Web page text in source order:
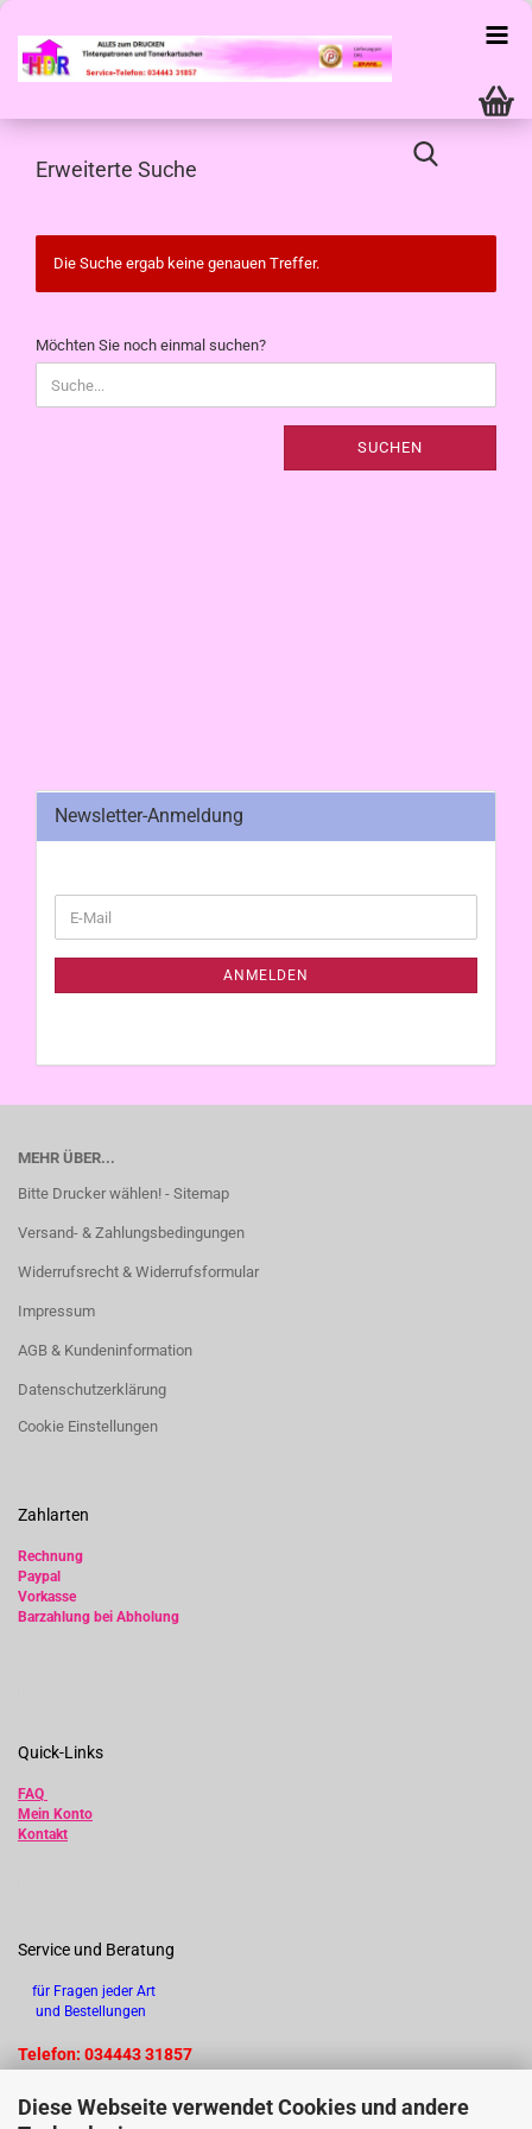
Diese Webseite verwendet Cookies und andere
Erweiterte Suche
Die Suche ergab keine genauen Treffer.
MÖCHTEN
SIE
NOCH
EINMAL
Möchten Sie noch einmal suchen?
SUCHEN
Newsletter-Anmeldung
ZUR
E-
Mail
ANMELDEN
MEHR ÜBER...
Bitte Drucker wählen! - Sitemap
Versand- & Zahlungsbedingungen
Widerrufsrecht & Widerrufsformular
Impressum
AGB & Kundeninformation
Datenschutzerklärung
Cookie Einstellungen
Zahlarten
Rechnung
Paypal
Vorkasse
Barzahlung bei Abholung
Quick-Links
FAQ
Mein Konto
Kontakt
Service und Beratung
für Fragen jeder Art
und Bestellungen
Telefon: 034443 31857